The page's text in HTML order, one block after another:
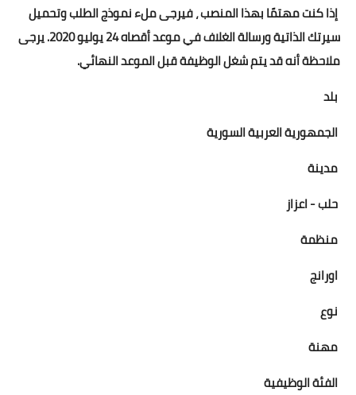
إذا كنت مهتمًا بهذا المنصب ، فيرجى ملء نموذج الطلب وتحميل
سيرتك الذاتية ورسالة الغلاف في موعد أقصاه 24 يوليو 2020. يرجى
ملاحظة أنه قد يتم شغل الوظيفة قبل الموعد النهائي.
بلد
الجمهورية العربية السورية
مدينة
حلب - اعزاز
منظمة
اورانج
نوع
مهنة
الفئة الوظيفية